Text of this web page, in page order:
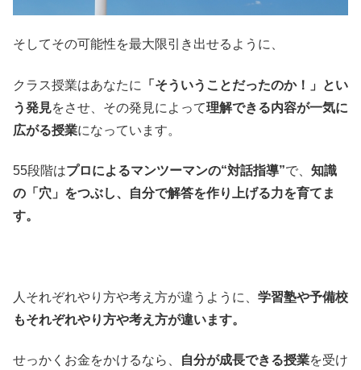
そしてその可能性を最大限引き出せるように、
クラス授業はあなたに
「そういうことだったのか！」とい
う発見をさせ、その発見によって理解できる内容が一気に
広がる授業になっています。
55段階はプロによるマンツーマンの“対話指導”で、 知識
の「穴」をつぶし、自分で解答を作り上げる力を育てま
す。
人それぞれやり方や考え方が違うように、 学習塾や予備校
もそれぞれやり方や考え方が違います。
せっかくお金をかけるなら、 自分が成長できる授業を受け